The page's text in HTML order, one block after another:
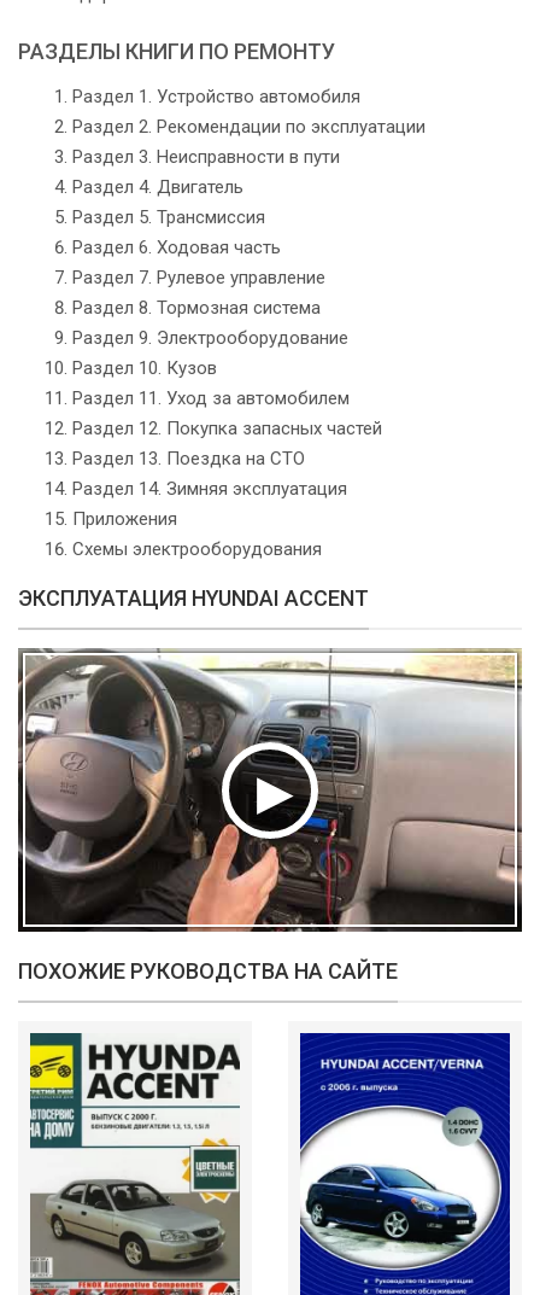
РАЗДЕЛЫ КНИГИ ПО РЕМОНТУ
Раздел 1. Устройство автомобиля
Раздел 2. Рекомендации по эксплуатации
Раздел 3. Неисправности в пути
Раздел 4. Двигатель
Раздел 5. Трансмиссия
Раздел 6. Ходовая часть
Раздел 7. Рулевое управление
Раздел 8. Тормозная система
Раздел 9. Электрооборудование
Раздел 10. Кузов
Раздел 11. Уход за автомобилем
Раздел 12. Покупка запасных частей
Раздел 13. Поездка на СТО
Раздел 14. Зимняя эксплуатация
Приложения
Схемы электрооборудования
ЭКСПЛУАТАЦИЯ HYUNDAI ACCENT
ПОХОЖИЕ РУКОВОДСТВА НА САЙТЕ